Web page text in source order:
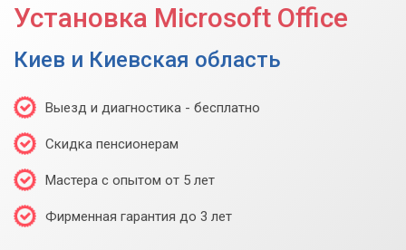
Установка Microsoft Office
Киев и Киевская область
Выезд и диагностика - бесплатно
Скидка пенсионерам
Мастера с опытом от 5 лет
Фирменная гарантия до 3 лет